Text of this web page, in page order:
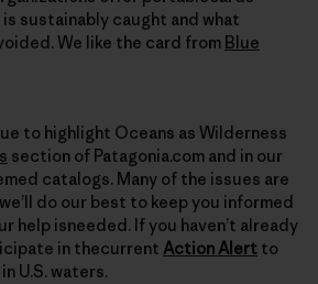
sustainably caught and what
We like the card from Blue
to highlight Oceans as Wilderness
section of Patagonia.com and in our
catalogs. Many of the issues are
do our best to keep you informed
help isneeded. If you haven’t already
in thecurrent Action Alert to
U.S. waters.